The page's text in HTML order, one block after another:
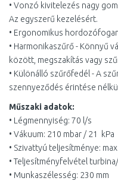
• Vonzó kivitelezés nagy
Az egyszerű kezelésért.
• Ergonomikus
• Harmonikaszűrő - Könnyű
között, megszakítás vagy
• Különálló szűrőfedél - A
szennyeződés érintése
Műszaki adatok:
• Légmennyiség: 70 l/s
• Vákuum: 210 mbar / 21 kPa
• Szivattyú teljesítménye:
• Teljesítményfelvétel
• Munkaszélesség: 230 mm